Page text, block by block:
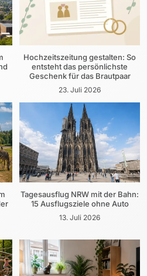
Hochzeitszeitung gestalten: So
entsteht das persönlichste
Geschenk für das Brautpaar
23. Juli 2026
Tagesausflug NRW mit der Bahn:
15 Ausflugsziele ohne Auto
13. Juli 2026